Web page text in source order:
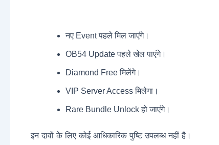
नए Event पहले मिल जाएंगे।
OB54 Update पहले खेल पाएंगे।
Diamond Free मिलेंगे।
VIP Server Access मिलेगा।
Rare Bundle Unlock हो जाएंगे।
इन दावों के लिए कोई आधिकारिक पुष्टि उपलब्ध नहीं है।